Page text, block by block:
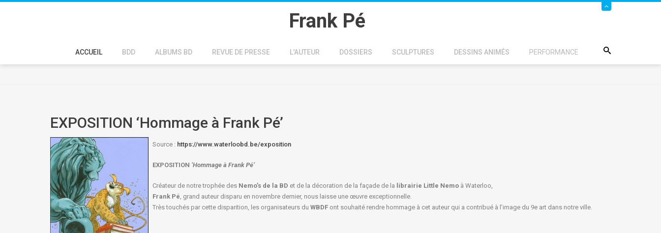
Frank Pé
ACCUEIL BDD ALBUMS BD REVUE DE PRESSE L'AUTEUR DOSSIERS SCULPTURES DESSINS ANIMÉS PERFORMANCE
EXPOSITION ‘Hommage à Frank Pé’
Source : https://www.waterloobd.be/exposition
EXPOSITION ‘Hommage à Frank Pé’
Créateur de notre trophée des Nemo’s de la BD et de la décoration de la façade de la librairie Little Nemo à Waterloo,
Frank Pé, grand auteur disparu en novembre dernier, nous laisse une œuvre exceptionnelle.
Très touchés par cette disparition, les organisateurs du WBDF ont souhaité rendre hommage à cet auteur qui a contribué à l’image du 9e art dans notre ville.